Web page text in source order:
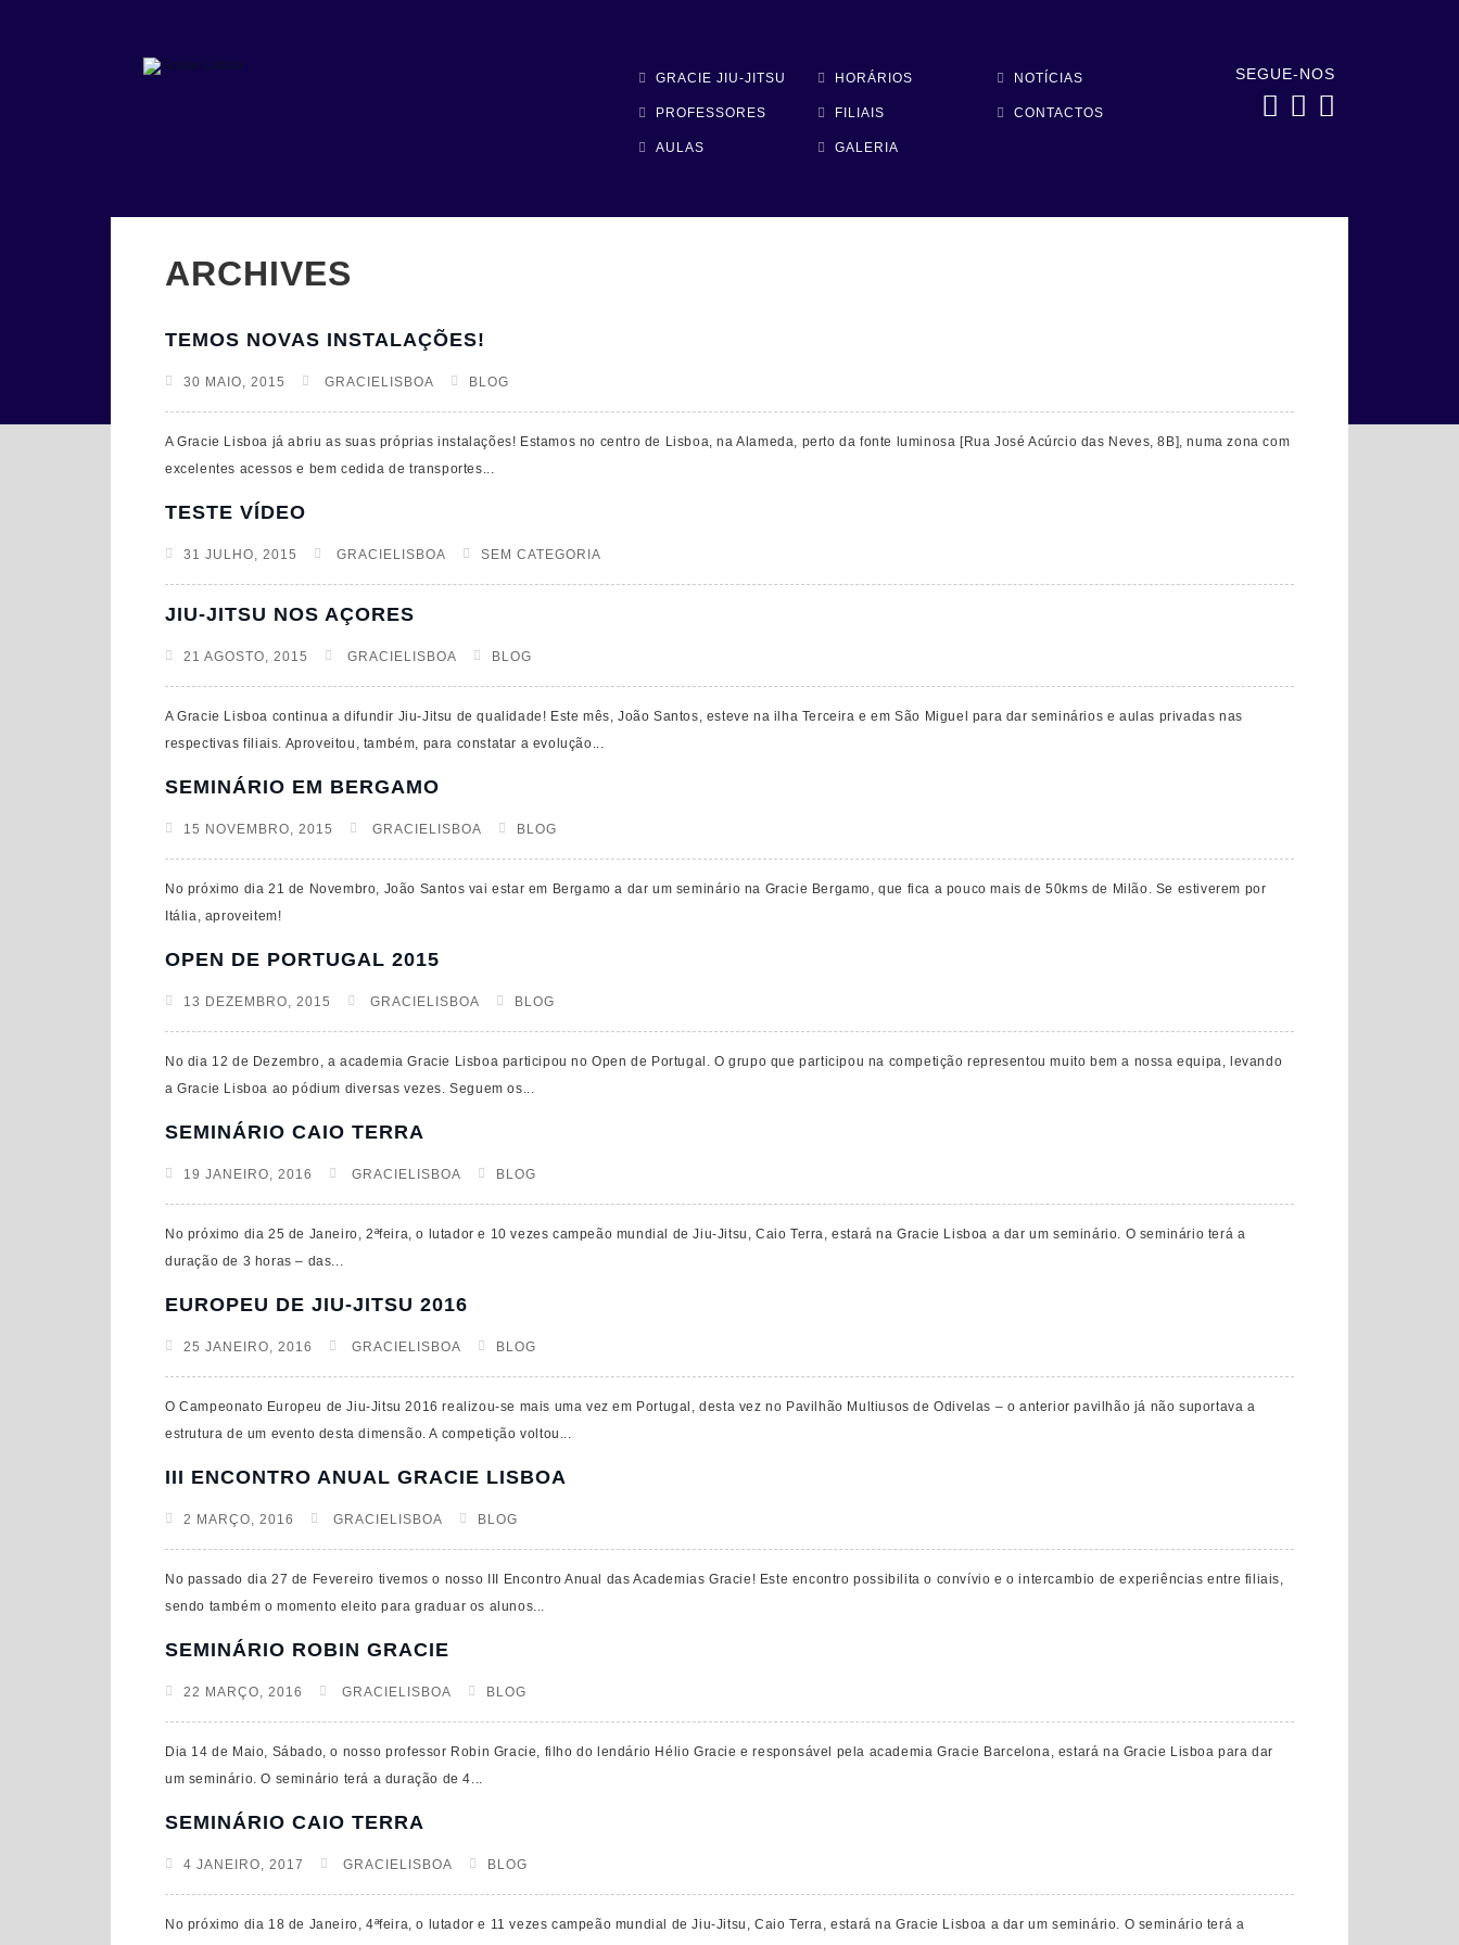
SEGUE-NOS
GRACIE JIU-JITSU HORÁRIOS NOTÍCIAS
PROFESSORES FILIAIS CONTACTOS
AULAS GALERIA
ARCHIVES
TEMOS NOVAS INSTALAÇÕES!
30 MAIO, 2015 GRACIELISBOA BLOG
A Gracie Lisboa já abriu as suas próprias instalações! Estamos no centro de Lisboa, na Alameda, perto da fonte luminosa [Rua José Acúrcio das Neves, 8B], numa zona com
excelentes acessos e bem cedida de transportes...
TESTE VÍDEO
31 JULHO, 2015 GRACIELISBOA SEM CATEGORIA
JIU-JITSU NOS AÇORES
21 AGOSTO, 2015 GRACIELISBOA BLOG
A Gracie Lisboa continua a difundir Jiu-Jitsu de qualidade! Este mês, João Santos, esteve na ilha Terceira e em São Miguel para dar seminários e aulas privadas nas
respectivas filiais. Aproveitou, também, para constatar a evolução...
SEMINÁRIO EM BERGAMO
15 NOVEMBRO, 2015 GRACIELISBOA BLOG
No próximo dia 21 de Novembro, João Santos vai estar em Bergamo a dar um seminário na Gracie Bergamo, que fica a pouco mais de 50kms de Milão. Se estiverem por
Itália, aproveitem!
OPEN DE PORTUGAL 2015
13 DEZEMBRO, 2015 GRACIELISBOA BLOG
No dia 12 de Dezembro, a academia Gracie Lisboa participou no Open de Portugal. O grupo que participou na competição representou muito bem a nossa equipa, levando
a Gracie Lisboa ao pódium diversas vezes. Seguem os...
SEMINÁRIO CAIO TERRA
19 JANEIRO, 2016 GRACIELISBOA BLOG
No próximo dia 25 de Janeiro, 2ªfeira, o lutador e 10 vezes campeão mundial de Jiu-Jitsu, Caio Terra, estará na Gracie Lisboa a dar um seminário. O seminário terá a
duração de 3 horas – das...
EUROPEU DE JIU-JITSU 2016
25 JANEIRO, 2016 GRACIELISBOA BLOG
O Campeonato Europeu de Jiu-Jitsu 2016 realizou-se mais uma vez em Portugal, desta vez no Pavilhão Multiusos de Odivelas – o anterior pavilhão já não suportava a
estrutura de um evento desta dimensão. A competição voltou...
III ENCONTRO ANUAL GRACIE LISBOA
2 MARÇO, 2016 GRACIELISBOA BLOG
No passado dia 27 de Fevereiro tivemos o nosso III Encontro Anual das Academias Gracie! Este encontro possibilita o convívio e o intercambio de experiências entre filiais,
sendo também o momento eleito para graduar os alunos...
SEMINÁRIO ROBIN GRACIE
22 MARÇO, 2016 GRACIELISBOA BLOG
Dia 14 de Maio, Sábado, o nosso professor Robin Gracie, filho do lendário Hélio Gracie e responsável pela academia Gracie Barcelona, estará na Gracie Lisboa para dar
um seminário. O seminário terá a duração de 4...
SEMINÁRIO CAIO TERRA
4 JANEIRO, 2017 GRACIELISBOA BLOG
No próximo dia 18 de Janeiro, 4ªfeira, o lutador e 11 vezes campeão mundial de Jiu-Jitsu, Caio Terra, estará na Gracie Lisboa a dar um seminário. O seminário terá a